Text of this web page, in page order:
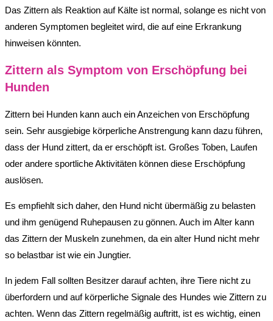
Das Zittern als Reaktion auf Kälte ist normal, solange es nicht von
anderen Symptomen begleitet wird, die auf eine Erkrankung
hinweisen könnten.
Zittern als Symptom von Erschöpfung bei
Hunden
Zittern bei Hunden kann auch ein Anzeichen von Erschöpfung
sein. Sehr ausgiebige körperliche Anstrengung kann dazu führen,
dass der Hund zittert, da er erschöpft ist. Großes Toben, Laufen
oder andere sportliche Aktivitäten können diese Erschöpfung
auslösen.
Es empfiehlt sich daher, den Hund nicht übermäßig zu belasten
und ihm genügend Ruhepausen zu gönnen. Auch im Alter kann
das Zittern der Muskeln zunehmen, da ein alter Hund nicht mehr
so belastbar ist wie ein Jungtier.
In jedem Fall sollten Besitzer darauf achten, ihre Tiere nicht zu
überfordern und auf körperliche Signale des Hundes wie Zittern zu
achten. Wenn das Zittern regelmäßig auftritt, ist es wichtig, einen